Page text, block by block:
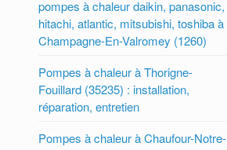
pompes à chaleur daikin, panasonic,
hitachi, atlantic, mitsubishi, toshiba à
Champagne-En-Valromey (1260)
Pompes à chaleur à Thorigne-
Fouillard (35235) : installation,
réparation, entretien
Pompes à chaleur à Chaufour-Notre-